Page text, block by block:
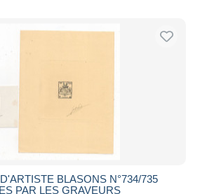
BLASONS N°734/735
PAR LES GRAVEURS